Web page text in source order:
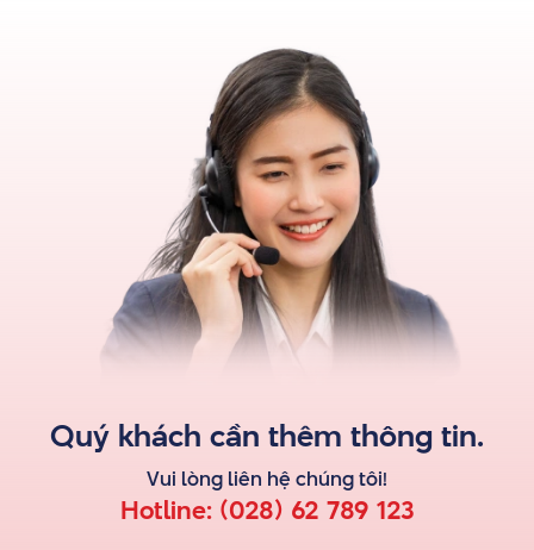
Quý khách cần thêm thông tin.
Vui lòng liên hệ chúng tôi!
Hotline: (028) 62 789 123